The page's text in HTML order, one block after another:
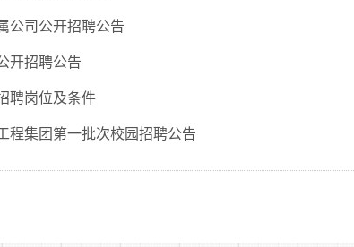
公司公开招聘公告
开招聘公告
聘岗位及条件
程集团第一批次校园招聘公告